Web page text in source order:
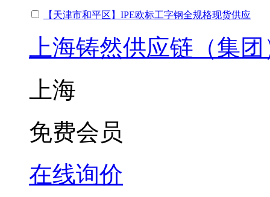
【天津市和平区】IPE欧标工字钢全规格现货供应
上海铸然供应链（集
上海
免费会员
在线询价